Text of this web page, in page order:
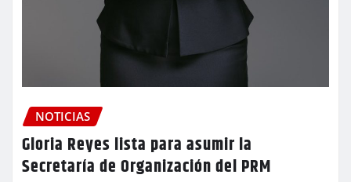
NOTICIAS
Gloria Reyes lista para asumir la
Secretaría de Organización del PRM